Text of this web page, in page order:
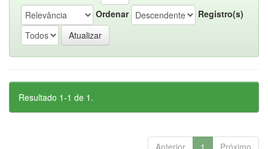
Ordenar
Registro(s)
Resultado 1-1 de 1.
Anterior 1 Próximo